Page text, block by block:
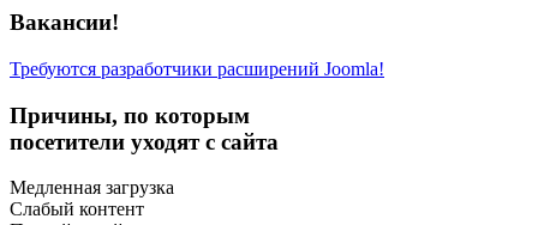
Вакансии!
Требуются разработчики расширений Joomla!
Причины, по которым
посетители уходят с сайта
Медленная загрузка
Слабый контент